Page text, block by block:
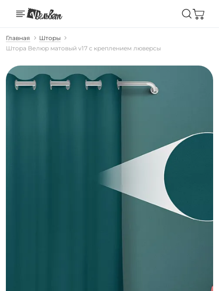
Главная
Шторы
Штора Велюр матовый v17 с креплением люверсы